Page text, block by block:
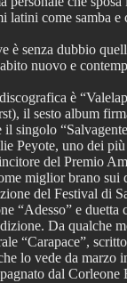
latini come samba e
è senza dubbio
nuovo e
è
il sesto album
il singolo
Peyote, uno dei
del Premio
miglior brano sui
del Festival di
“Adesso” e
Da qualche
“Carapace”,
lo vede da marzo
dal Corleone